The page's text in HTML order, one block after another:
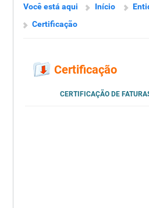
Você está aqui Início
Certificação
Certificação
CERTIFICAÇÃO DE